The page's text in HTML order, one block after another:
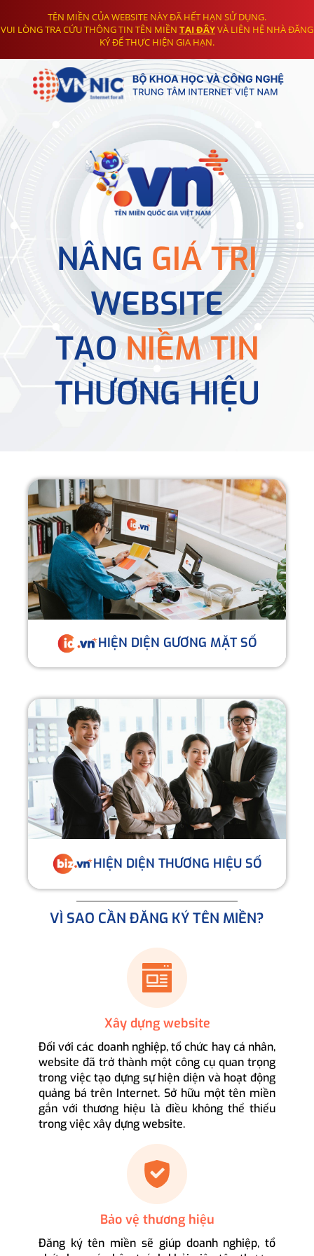
TÊN MIỀN CỦA WEBSITE NÀY ĐÃ HẾT HẠN SỬ DỤNG.
VUI LÒNG TRA CỨU THÔNG TIN TÊN MIỀN TẠI ĐÂYVÀ LIÊN HỆ NHÀ ĐĂNG
KÝ ĐỂ THỰC HIỆN GIA HẠN.
NÂNG GIÁ TRỊ
WEBSITE
TẠONIỀM TIN
THƯƠNG HIỆU
HIỆN DIỆN GƯƠNG MẶT SỐ
HIỆN DIỆN THƯƠNG HIỆU SỐ
VÌ SAO CẦN ĐĂNG KÝ TÊN MIỀN?
Xây dựng website
Đối với các doanh nghiệp, tổ chức hay cá nhân,
website đã trở thành một công cụ quan trọng
trong việc tạo dựng sự hiện diện và hoạt động
quảng bá trên Internet. Sở hữu một tên miền
gắn với thương hiệu là điều không thể thiếu
trong việc xây dựng website.
Bảo vệ thương hiệu
Đăng ký tên miền sẽ giúp doanh nghiệp, tổ